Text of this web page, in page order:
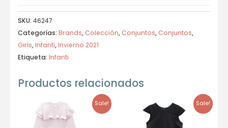
SKU: 46247
Categorías: Brands, Colección, Conjuntos, Conjuntos,
Girls,Infanti,Invierno 2021
Etiqueta: Infanti
Productos relacionados
Sale! Sale!